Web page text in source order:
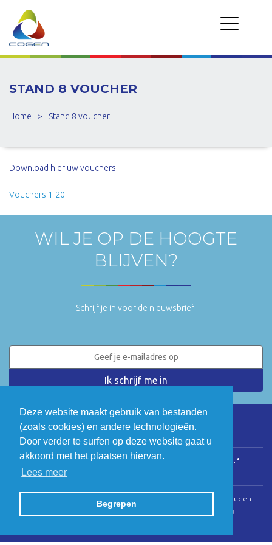
Deze website maakt gebruik van bestanden
(zoals cookies) en andere technologieën.
Door verder te surfen op deze website gaat u
akkoord met het plaatsen hiervan.
Lees meer
Begrepen
STAND 8 VOUCHER
Home > Stand 8 voucher
Download hier uw vouchers:
Vouchers 1-20
WIL JE OP DE HOOGTE
BLIJVEN?
Schrijf je in voor de nieuwsbrief!
Twitter
COGEN Vlaanderen • Koningsstraat 146, 1000 Brussel •
info@cogenvlaanderen.be
© Copyright 2026 | Cogen Vlaanderen • Alle rechten voorbehouden
Webdesign door Zenjoy in Leuven
Powered by Nimbu